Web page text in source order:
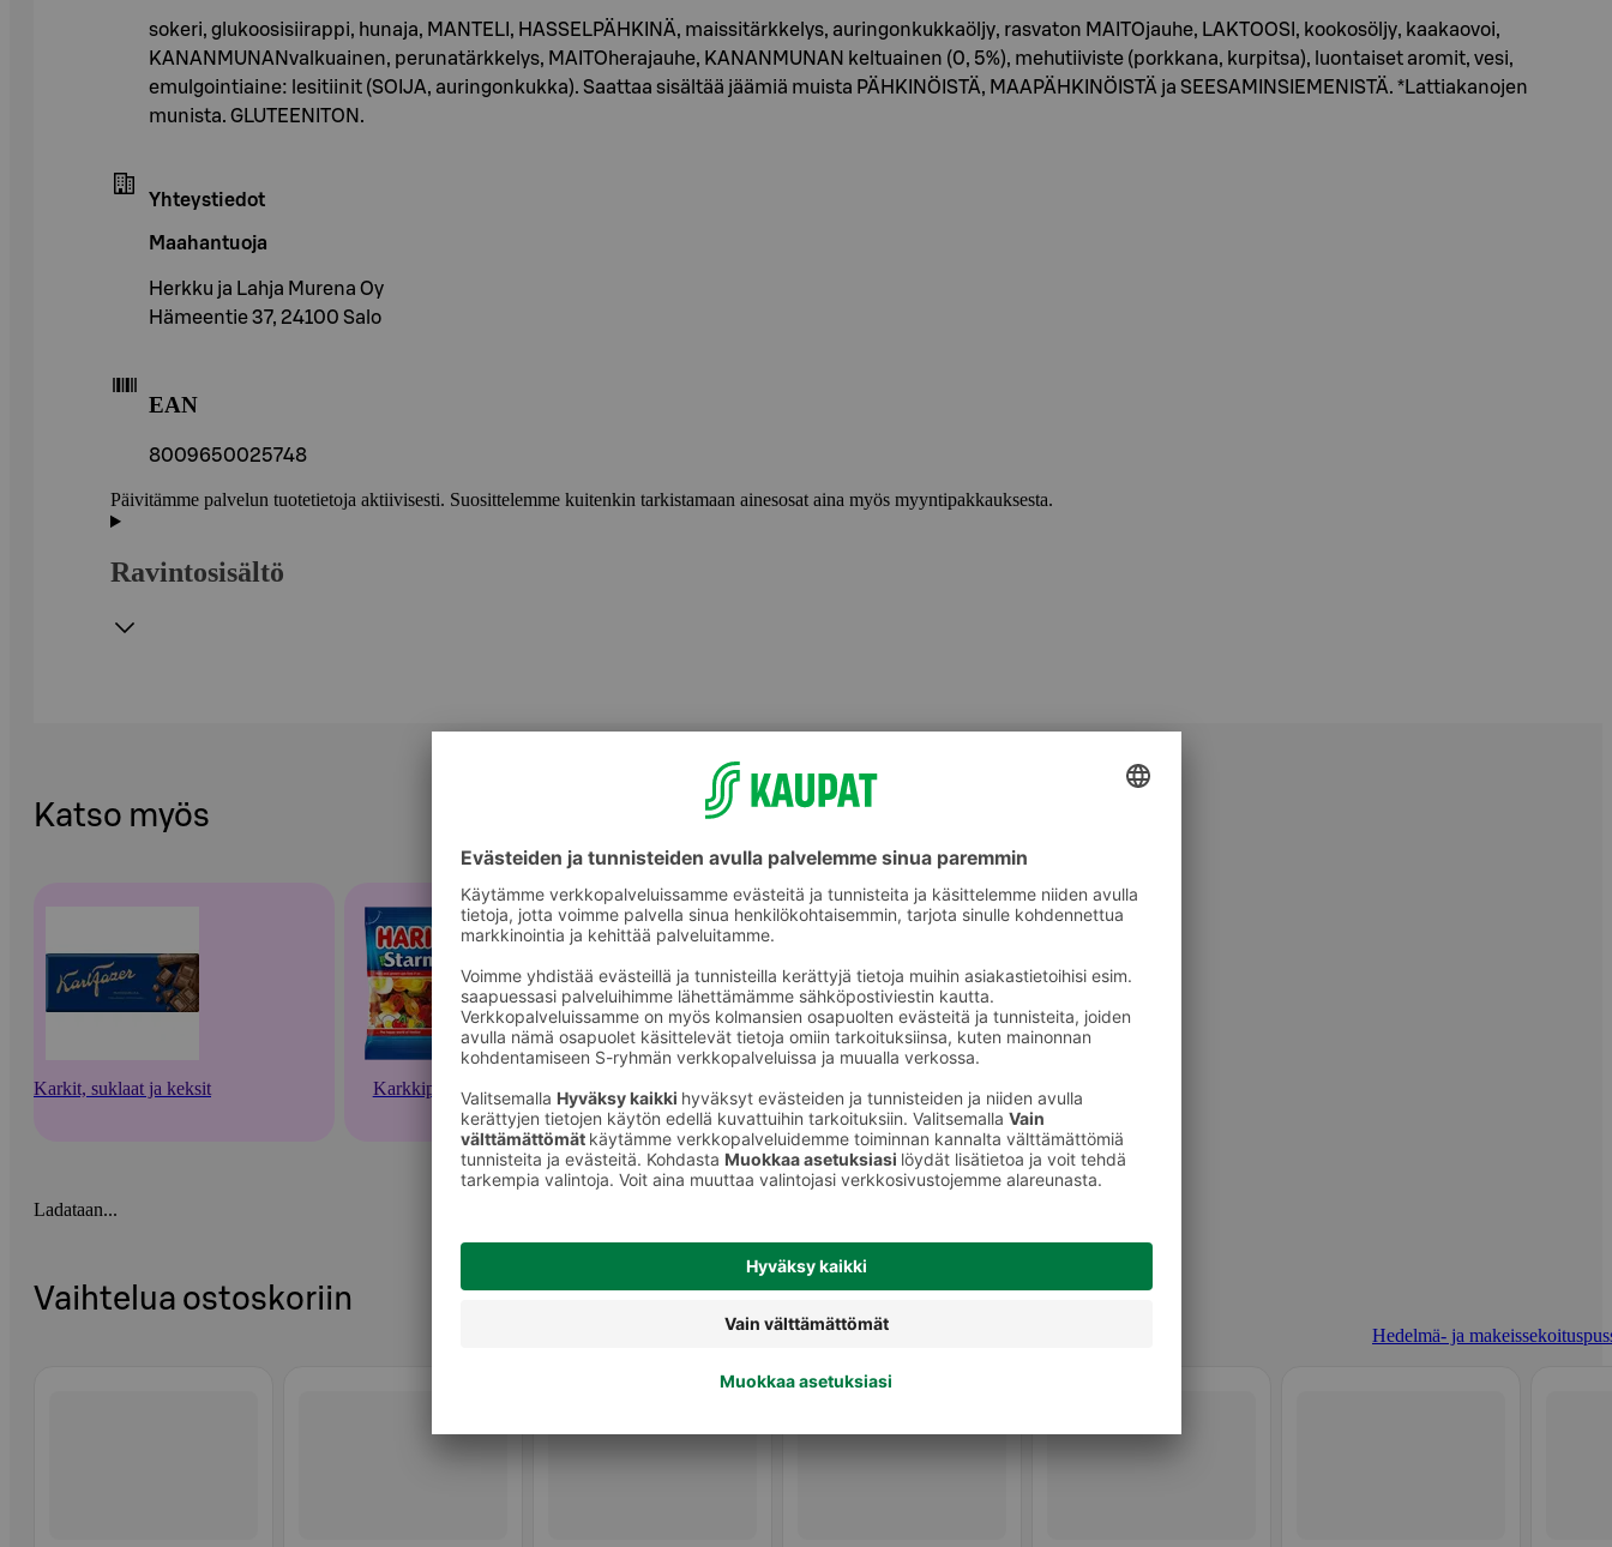
sokeri, glukoosisiirappi, hunaja, MANTELI, HASSELPÄHKINÄ, maissitärkkelys, auringonkukkaöljy, rasvaton MAITOjauhe, LAKTOOSI, kookosöljy, kaakaovoi,
KANANMUNANvalkuainen, perunatärkkelys, MAITOherajauhe, KANANMUNAN keltuainen (0, 5%), mehutiiviste (porkkana, kurpitsa), luontaiset aromit, vesi,
emulgointiaine: lesitiinit (SOIJA, auringonkukka). Saattaa sisältää jäämiä muista PÄHKINÖISTÄ, MAAPÄHKINÖISTÄ ja SEESAMINSIEMENISTÄ. *Lattiakanojen
munista. GLUTEENITON.
Yhteystiedot
Maahantuoja
Herkku ja Lahja Murena Oy
Hämeentie 37, 24100 Salo
EAN
8009650025748
Päivitämme palvelun tuotetietoja aktiivisesti. Suosittelemme kuitenkin tarkistamaan ainesosat aina myös myyntipakkauksesta.
Ravintosisältö
Katso myös
Karkit, suklaat ja keksit Karkkipussit Hedelmä- ja makeissekoituspussit
Ladataan...
Vaihtelua ostoskoriin
Hedelmä- ja